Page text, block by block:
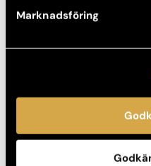
Marknadsföring
Lär mer om bröstförstoring ≥